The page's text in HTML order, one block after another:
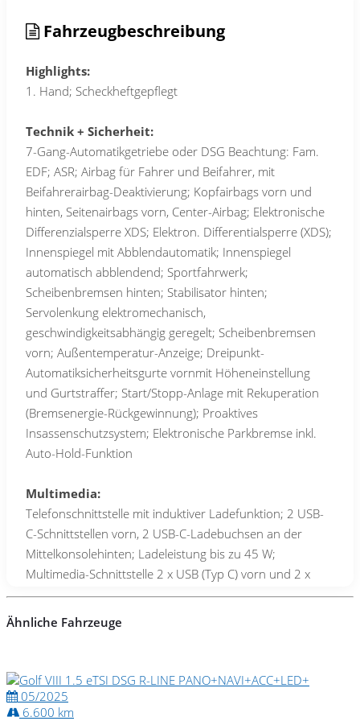
Fahrzeugbeschreibung
Highlights:
1. Hand; Scheckheftgepflegt
Technik + Sicherheit:
7-Gang-Automatikgetriebe oder DSG Beachtung: Fam.
EDF; ASR; Airbag für Fahrer und Beifahrer, mit
Beifahrerairbag-Deaktivierung; Kopfairbags vorn und
hinten, Seitenairbags vorn, Center-Airbag; Elektronische
Differenzialsperre XDS; Elektron. Differentialsperre (XDS);
Innenspiegel mit Abblendautomatik; Innenspiegel
automatisch abblendend; Sportfahrwerk;
Scheibenbremsen hinten; Stabilisator hinten;
Servolenkung elektromechanisch,
geschwindigkeitsabhängig geregelt; Scheibenbremsen
vorn; Außentemperatur-Anzeige; Dreipunkt-
Automatiksicherheitsgurte vornmit Höheneinstellung
und Gurtstraffer; Start/Stopp-Anlage mit Rekuperation
(Bremsenergie-Rückgewinnung); Proaktives
Insassenschutzsystem; Elektronische Parkbremse inkl.
Auto-Hold-Funktion
Multimedia:
Telefonschnittstelle mit induktiver Ladefunktion; 2 USB-
C-Schnittstellen vorn, 2 USB-C-Ladebuchsen an der
Mittelkonsolehinten; Ladeleistung bis zu 45 W;
Multimedia-Schnittstelle 2 x USB (Typ C) vorn und 2 x
USB-Ladeanschluß (Typ C) Mittelkonsole hinten (45 W);
Digitaler Radioempfang DAB+; Radioempfang digital
(DAB+); Mobiltelefon Schnittstelle mit kabelloser
Android Auto); App-Connect Wireless für Apple CarPlay
und Android Auto; Sprachassistent IDA und
elektronische Sprachverstärkung; Infotainment-System
Ähnliche Fahrzeuge
05/2025
6.600 km